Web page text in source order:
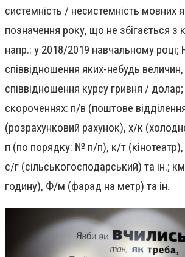
системність / несистемність мовних
позначення року, що не збігається з
напр.: у 2018/2019 навчальному році;
співвідношення яких-небудь
співвідношення курсу гривня /
скороченнях: п/в (поштове
(розрахунковий рахунок), х/к
п (по порядку: № п/п), к/т
с/г (сільськогосподарський) та ін.;
годину), Ф/м (фарад на метр) та ін.